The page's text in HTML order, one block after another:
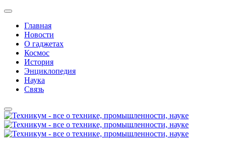
Главная
Новости
О гаджетах
Космос
История
Энциклопедия
Наука
Связь